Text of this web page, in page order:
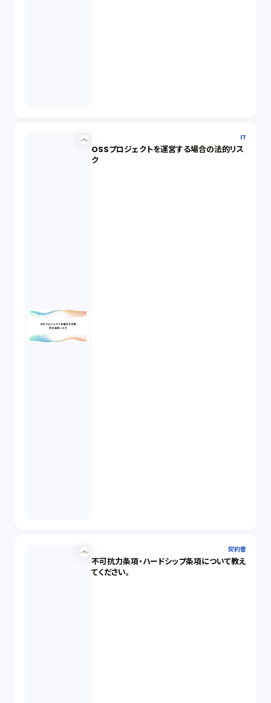
IT
OSSプロジェクトを運営する場合の法的リス
ク
契約書
不可抗力条項・ハードシップ条項について教え
てください。